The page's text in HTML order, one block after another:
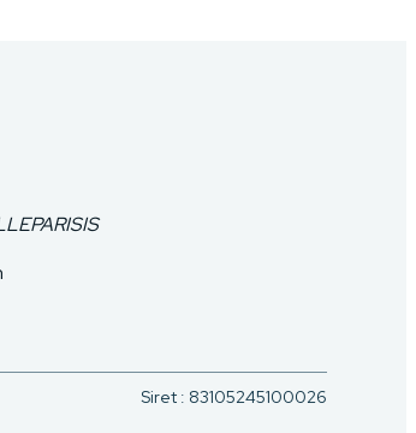
Siret : 83105245100026